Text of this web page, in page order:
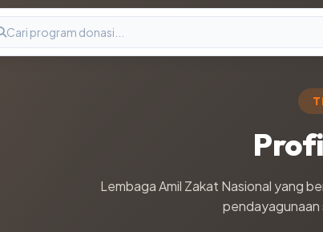
Lembaga Amil Zakat Nasional yang
pendayagunaan